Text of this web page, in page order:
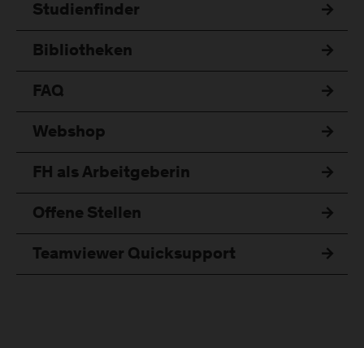
Studienfinder
Bibliotheken
FAQ
Webshop
FH als Arbeitgeberin
Offene Stellen
Teamviewer Quicksupport